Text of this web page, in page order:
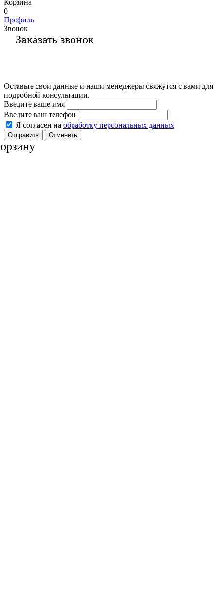
Корзина
0
Профиль
Звонок
Заказать звонок
Оставьте свои данные и наши менеджеры свяжутся с вами для
подробной консультации.
Введите ваше имя
Введите ваш телефон
Я согласен на обработку персональных данных
Отменить